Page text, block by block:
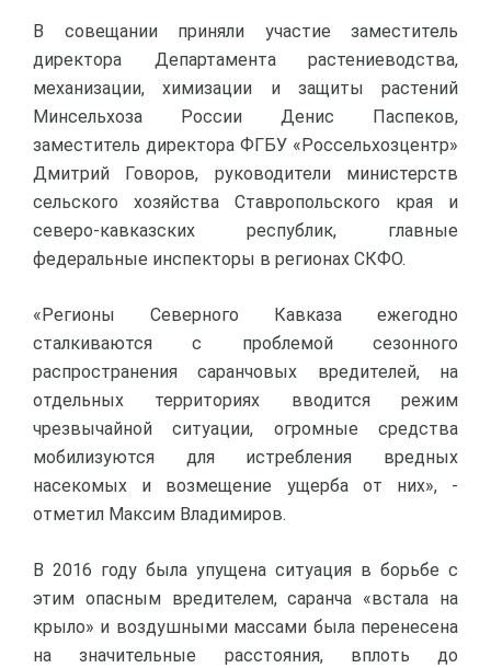
В совещании приняли участие заместитель
директора Департамента растениеводства,
механизации, химизации и защиты растений
Минсельхоза России Денис Паспеков,
заместитель директора ФГБУ «Россельхозцентр»
Дмитрий Говоров, руководители министерств
сельского хозяйства Ставропольского края и
северо-кавказских республик, главные
федеральные инспекторы в регионах СКФО.
«Регионы Северного Кавказа ежегодно
сталкиваются с проблемой сезонного
распространения саранчовых вредителей, на
отдельных территориях вводится режим
чрезвычайной ситуации, огромные средства
мобилизуются для истребления вредных
насекомых и возмещение ущерба от них», -
отметил Максим Владимиров.
В 2016 году была упущена ситуация в борьбе с
этим опасным вредителем, саранча «встала на
крыло» и воздушными массами была перенесена
на значительные расстояния, вплоть до